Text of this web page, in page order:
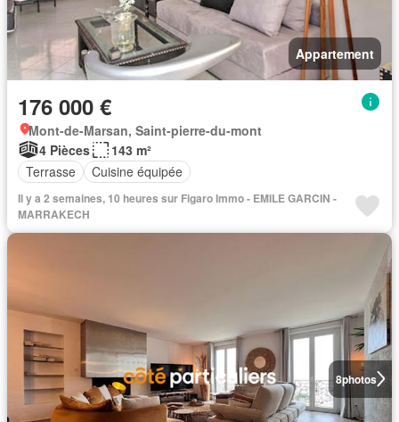
Appartement
176 000 €
Mont-de-Marsan, Saint-pierre-du-mont
4 Pièces
143 m²
Terrasse
Cuisine équipée
Il y a 2 semaines, 10 heures sur Figaro Immo - EMILE GARCIN -
MARRAKECH
8photos